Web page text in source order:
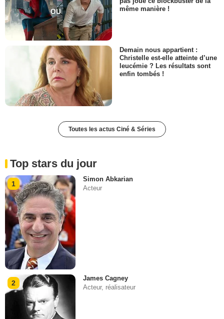
même manière !
Demain nous appartient :
Christelle est-elle atteinte d’une
leucémie ? Les résultats sont
enfin tombés !
Toutes les actus Ciné & Séries
Top stars du jour
1
Simon Abkarian
Acteur
2
James Cagney
Acteur, réalisateur